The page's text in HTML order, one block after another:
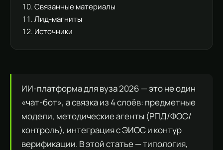
Связанные материалы
Лид-магниты
Источники
ИИ-платформа для вуза 2026 — это не один
«чат-бот», а связка из 4 слоёв: предметные
модели, методические агенты (РПД/ФОС/
контроль), интеграция с ЭИОС и контур
верификации. В этой статье — типология,